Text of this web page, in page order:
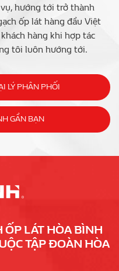
hướng tới trở thành
ốp lát hàng đầu Việt
hàng khi hợp tác
tôi luôn hướng tới.
LÝ PHÂN PHỐI
GẦN BẠN
ỐP LÁT HÒA BÌNH
TẬP ĐOÀN HÒA